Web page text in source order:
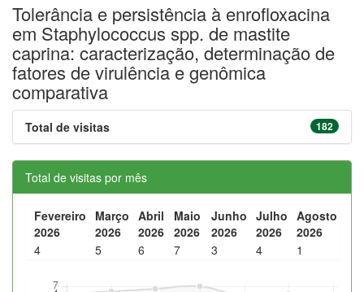
Tolerância e persistência à enrofloxacina
em Staphylococcus spp. de mastite
caprina: caracterização, determinação de
fatores de virulência e genômica
comparativa
182
Total de visitas
Total de visitas por mês
Fevereiro
2026
Março
2026
Abril
2026
Maio
2026
Junho
2026
Julho
2026
Agosto
2026
4
5 6 7 3 4 1